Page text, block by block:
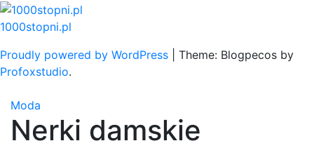
Skip
to
1000stopni.pl
Proudly powered by WordPress
Theme: Blogpecos by
Profoxstudio.
Moda
Nerki damskie